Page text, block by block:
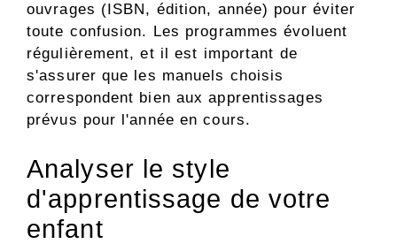
ouvrages (ISBN, édition, année) pour éviter
toute confusion. Les programmes évoluent
régulièrement, et il est important de
s'assurer que les manuels choisis
correspondent bien aux apprentissages
prévus pour l'année en cours.
Analyser le style
d'apprentissage de votre
enfant